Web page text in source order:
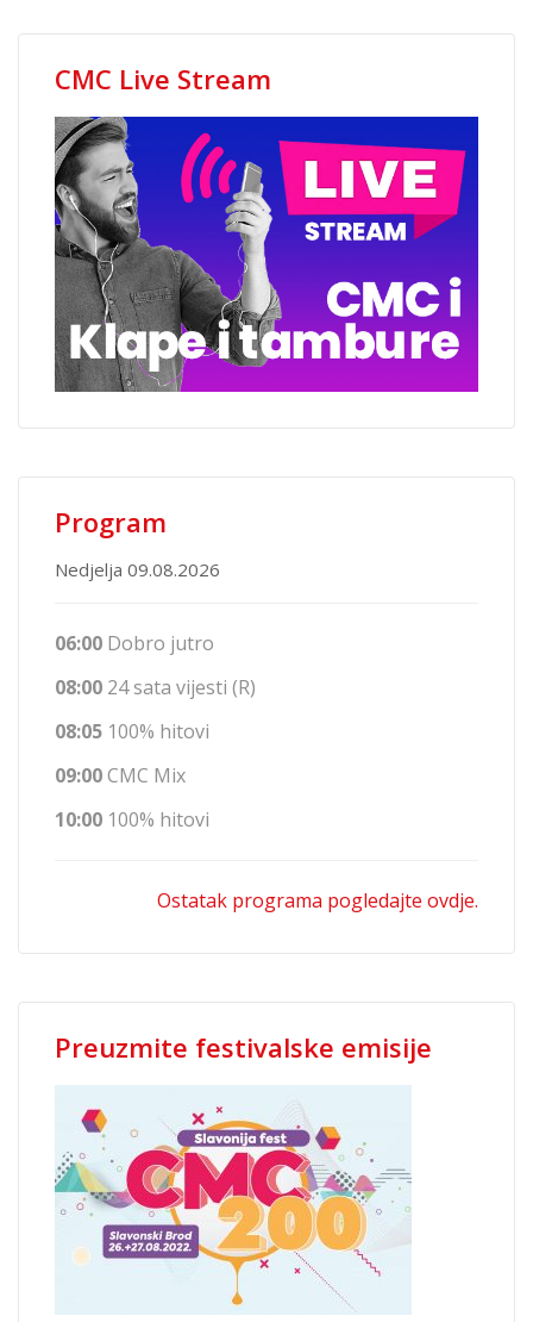
CMC Live Stream
Program
Nedjelja 09.08.2026
06:00 Dobro jutro
08:00 24 sata vijesti (R)
08:05 100% hitovi
09:00CMC Mix
10:00 100% hitovi
Ostatak programa pogledajte ovdje.
Preuzmite festivalske emisije